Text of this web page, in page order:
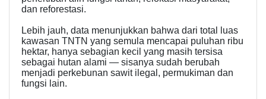
dan reforestasi.
Lebih jauh, data menunjukkan bahwa dari total luas
kawasan TNTN yang semula mencapai puluhan ribu
hektar, hanya sebagian kecil yang masih tersisa
sebagai hutan alami — sisanya sudah berubah
menjadi perkebunan sawit ilegal, permukiman dan
fungsi lain.